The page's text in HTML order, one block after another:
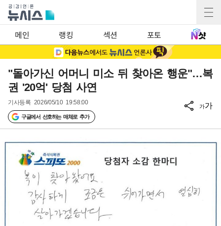
메인 랭킹 섹션 포토
"돌아가신 어머니 미소 뒤 찾아온 행운"…복
권 '20억' 당첨 사연
기사등록 2026/05/10 19:58:00
구글에서 선호하는 매체로 추가
가가